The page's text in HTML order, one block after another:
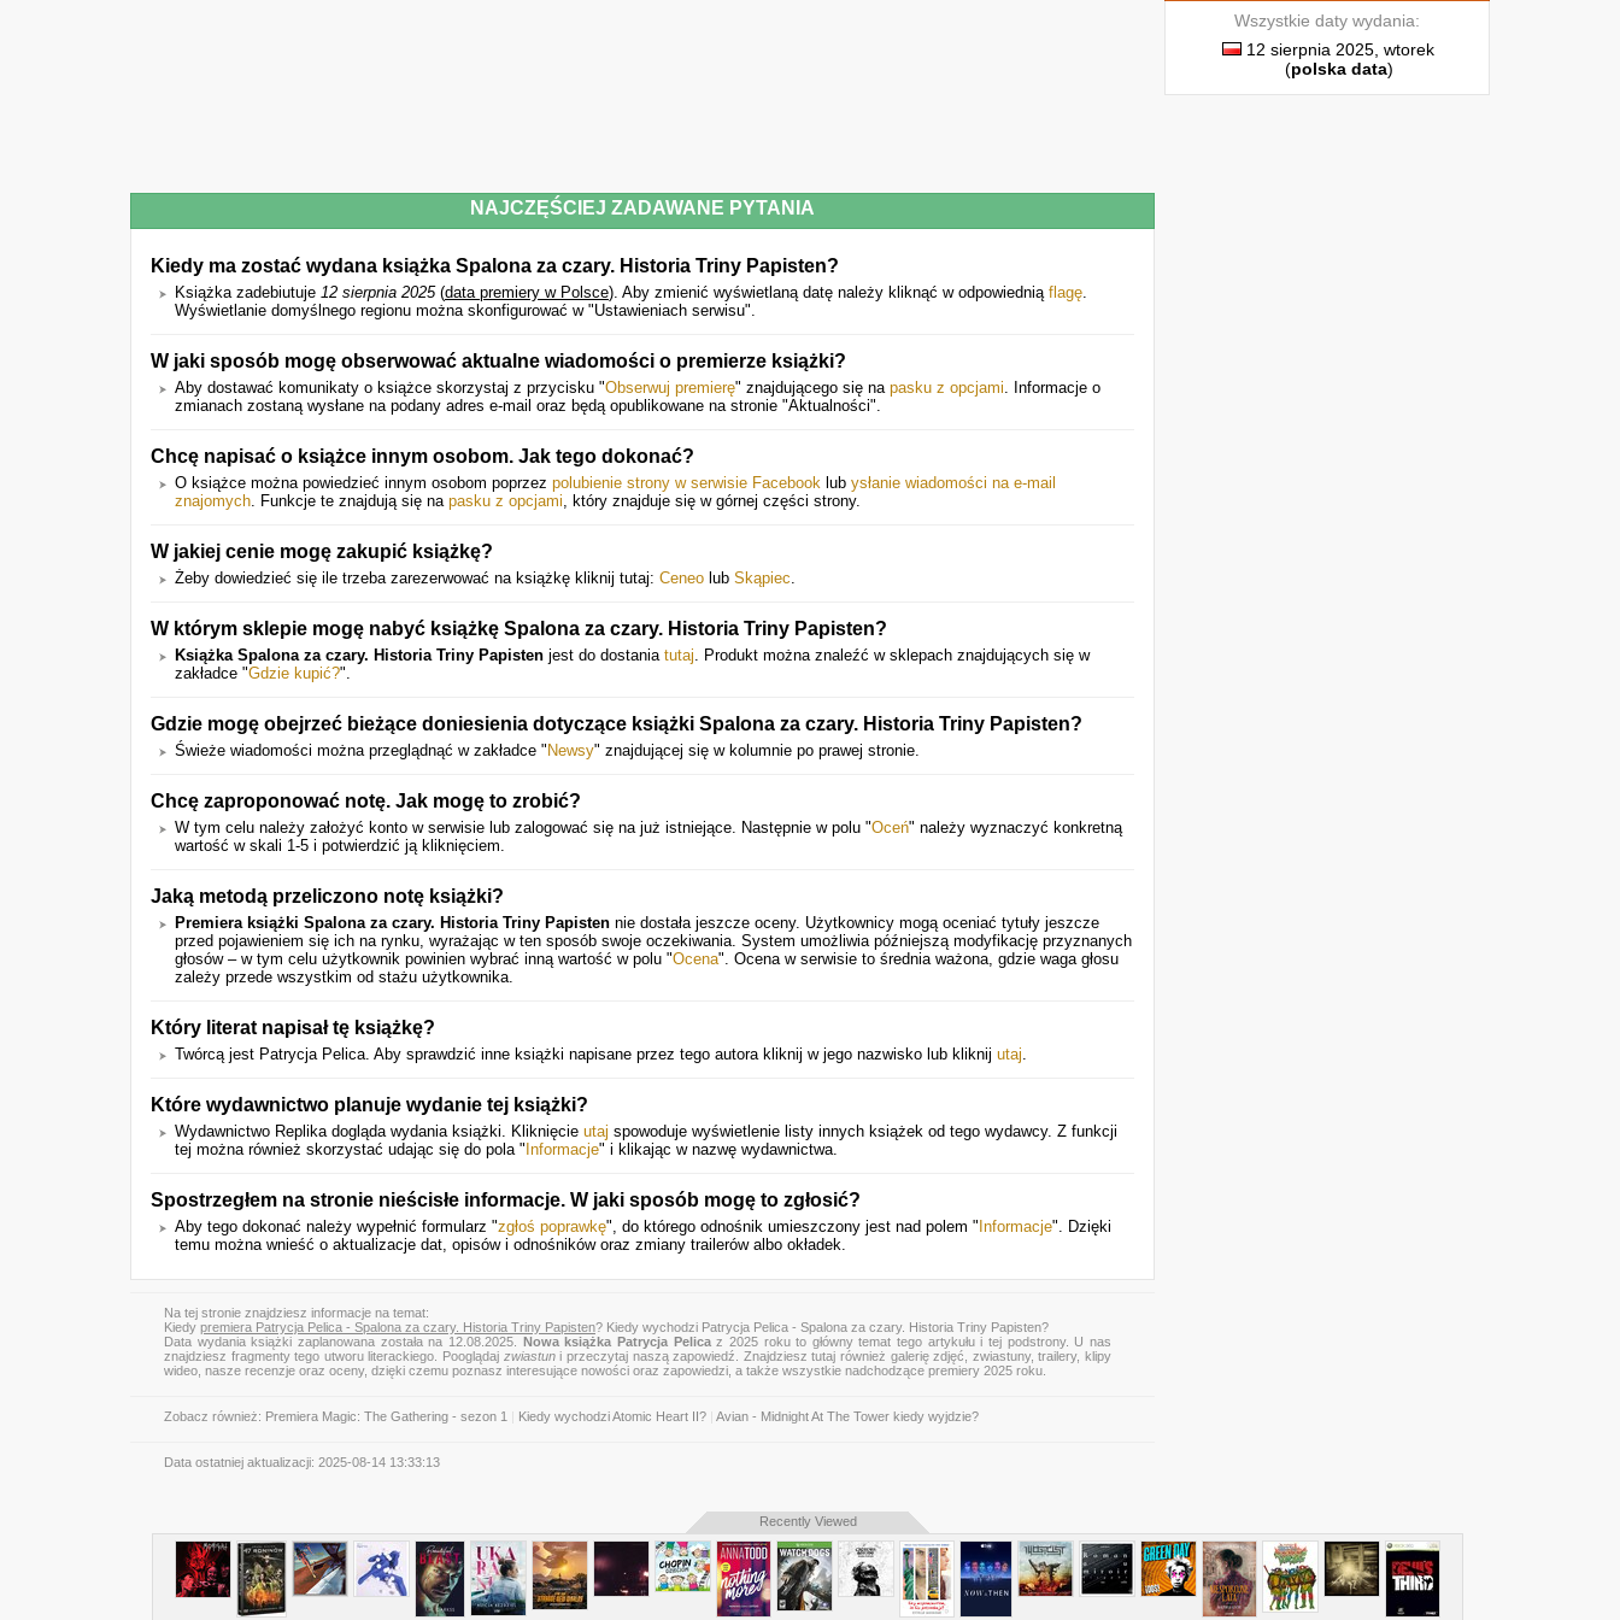
NAJCZĘŚCIEJ ZADAWANE PYTANIA
Kiedy ma zostać wydana książka Spalona za czary. Historia Triny Papisten?
Książka zadebiutuje 12 sierpnia 2025(data premiery w Polsce). Aby zmienić wyświetlaną datę należy kliknąć w odpowiednią flagę.
Wyświetlanie domyślnego regionu można skonfigurować w "Ustawieniach serwisu".
W jaki sposób mogę obserwować aktualne wiadomości o premierze książki?
Aby dostawać komunikaty o książce skorzystaj z przycisku "Obserwuj premierę" znajdującego się na pasku z opcjami. Informacje o
zmianach zostaną wysłane na podany adres e-mail oraz będą opublikowane na stronie "Aktualności".
Chcę napisać o książce innym osobom. Jak tego dokonać?
O książce można powiedzieć innym osobom poprzez polubienie strony w serwisie Facebook lub ysłanie wiadomości na e-mail
znajomych. Funkcje te znajdują się na pasku z opcjami, który znajduje się w górnej części strony.
W jakiej cenie mogę zakupić książkę?
Żeby dowiedzieć się ile trzeba zarezerwować na książkę kliknij tutaj: Ceneo lub Skąpiec.
W którym sklepie mogę nabyć książkę Spalona za czary. Historia Triny Papisten?
Książka Spalona za czary. Historia Triny Papisten jest do dostania tutaj. Produkt można znaleźć w sklepach znajdujących się w
zakładce "Gdzie kupić?".
Gdzie mogę obejrzeć bieżące doniesienia dotyczące książki Spalona za czary. Historia Triny Papisten?
Świeże wiadomości można przeglądnąć w zakładce " Newsy" znajdującej się w kolumnie po prawej stronie.
Chcę zaproponować notę. Jak mogę to zrobić?
W tym celu należy założyć konto w serwisie lub zalogować się na już istniejące. Następnie w polu "Oceń" należy wyznaczyć konkretną
wartość w skali 1-5 i potwierdzić ją kliknięciem.
Jaką metodą przeliczono notę książki?
Premiera książki Spalona za czary. Historia Triny Papisten nie dostała jeszcze oceny. Użytkownicy mogą oceniać tytuły jeszcze
przed pojawieniem się ich na rynku, wyrażając w ten sposób swoje oczekiwania. System umożliwia późniejszą modyfikację przyznanych
głosów – w tym celu użytkownik powinien wybrać inną wartość w polu "Ocena". Ocena w serwisie to średnia ważona, gdzie waga głosu
zależy przede wszystkim od stażu użytkownika.
Który literat napisał tę książkę?
Twórcą jest Patrycja Pelica. Aby sprawdzić inne książki napisane przez tego autora kliknij w jego nazwisko lub kliknij utaj.
Które wydawnictwo planuje wydanie tej książki?
Wydawnictwo Replika dogląda wydania książki. Kliknięcie utaj spowoduje wyświetlenie listy innych książek od tego wydawcy. Z funkcji
tej można również skorzystać udając się do pola " Informacje" i klikając w nazwę wydawnictwa.
Spostrzegłem na stronie nieścisłe informacje. W jaki sposób mogę to zgłosić?
Aby tego dokonać należy wypełnić formularz "zgłoś poprawkę", do którego odnośnik umieszczony jest nad polem " Informacje". Dzięki
temu można wnieść o aktualizacje dat, opisów i odnośników oraz zmiany trailerów albo okładek.
Na tej stronie znajdziesz informacje na temat:
Kiedy premiera Patrycja Pelica - Spalona za czary. Historia Triny Papisten? Kiedy wychodzi Patrycja Pelica - Spalona za czary. Historia Triny Papisten?
Data wydania książki zaplanowana została na 12.08.2025. Nowa książka Patrycja Pelicaz 2025 roku to główny temat tego artykułu i tej podstrony. U nas
znajdziesz fragmenty tego utworu literackiego. Pooglądaj zwiastuni przeczytaj naszą zapowiedź. Znajdziesz tutaj również galerię zdjęć, zwiastuny, trailery, klipy
wideo, nasze recenzje oraz oceny, dzięki czemu poznasz interesujące nowości oraz zapowiedzi, a także wszystkie nadchodzące premiery 2025 roku.
Zobacz również: Premiera Magic: The Gathering - sezon 1 Kiedy wychodzi Atomic Heart II? Avian - Midnight At The Tower kiedy wyjdzie?
Data ostatniej aktualizacji: 2025-08-14 13:33:13
Wszystkie daty wydania:
12 sierpnia 2025, wtorek
(polska data)
Recently Viewed